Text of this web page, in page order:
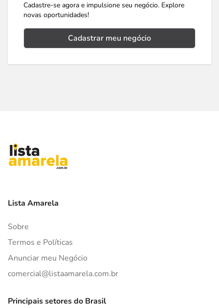
Cadastre-se agora e impulsione seu negócio. Explore
novas oportunidades!
Cadastrar meu negócio
Lista Amarela
Sobre
Termos e Políticas
Anunciar meu Negócio
comercial@listaamarela.com.br
Principais setores do Brasil